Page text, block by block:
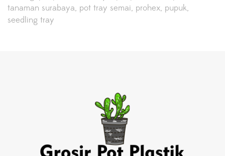
tanaman surabaya pot tray semai prohex pupuk
seedling tray